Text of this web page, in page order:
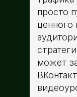
просто
ценного
может